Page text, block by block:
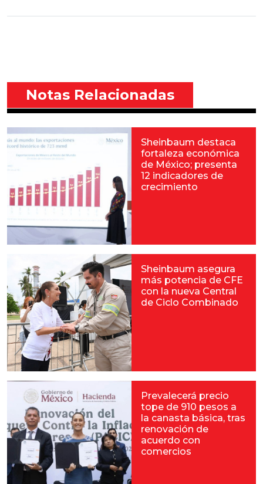
Notas Relacionadas
Sheinbaum destaca
fortaleza económica
de México; presenta
12 indicadores de
crecimiento
Sheinbaum asegura
más potencia de CFE
con la nueva Central
de Ciclo Combinado
Prevalecerá precio
tope de 910 pesos a
la canasta básica, tras
renovación de
acuerdo con
comercios